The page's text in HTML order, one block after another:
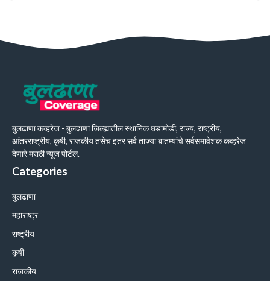
बुलढाणा कव्हरेज - बुलढाणा जिल्ह्यातील स्थानिक घडामोडी, राज्य, राष्ट्रीय,
आंतरराष्ट्रीय, कृषी, राजकीय तसेच इतर सर्व ताज्या बातम्यांचे सर्वसमावेशक कव्हरेज
देणारे मराठी न्यूज पोर्टल.
Categories
बुलढाणा
महाराष्ट्र
राष्ट्रीय
कृषी
राजकीय